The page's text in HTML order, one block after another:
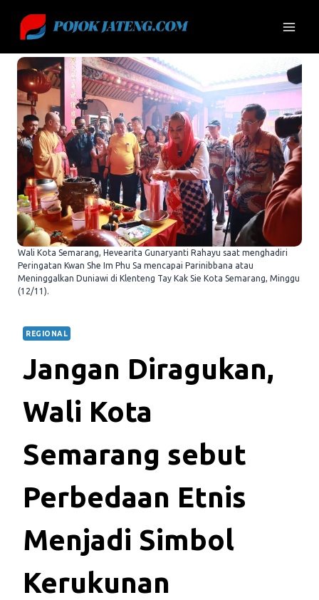
content
Wali Kota Semarang, Hevearita Gunaryanti Rahayu saat menghadiri
Peringatan Kwan She Im Phu Sa mencapai Parinibbana atau
Meninggalkan Duniawi di Klenteng Tay Kak Sie Kota Semarang, Minggu
(12/11).
REGIONAL
Jangan Diragukan,
Wali Kota
Semarang sebut
Perbedaan Etnis
Menjadi Simbol
Kerukunan